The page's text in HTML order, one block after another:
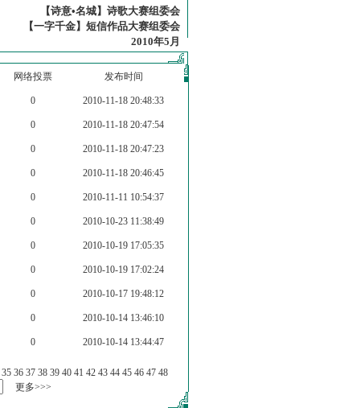
【诗意•名城】诗歌大赛组委会
【一字千金】短信作品大赛组委会
2010年5月
网络投票 发布时间
0 2010-11-18 20:48:33
0 2010-11-18 20:47:54
0 2010-11-18 20:47:23
0 2010-11-18 20:46:45
0 2010-11-11 10:54:37
0 2010-10-23 11:38:49
0 2010-10-19 17:05:35
0 2010-10-19 17:02:24
0 2010-10-17 19:48:12
0 2010-10-14 13:46:10
0 2010-10-14 13:44:47
35 36 37 38 39 40 41 42 43 44 45 46 47 48
更多>>>